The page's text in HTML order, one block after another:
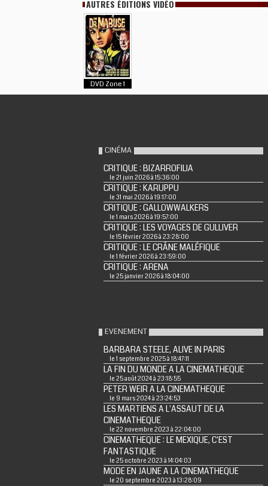
AUTRES ÉDITIONS VIDÉO
DVD Zone 1
CINÉMA
CRITIQUE : BIZARROFILIA
le 21 juin 2026 à 15:36:00
CRITIQUE : KARUPPU
le 31 mai 2026 à 19:17:00
CRITIQUE : GALLOWWALKERS
le 1 mars 2026 à 19:57:00
CRITIQUE : LES VOYAGES DE GULLIVER
le 15 février 2026 à 23:28:00
CRITIQUE : LE CRÂNE MALÉFIQUE
le 1 février 2026 à 23:59:00
CRITIQUE : ARENA
le 25 janvier 2026 à 18:04:00
EVENEMENT
BARBARA STEELE, ALIVE IN PARIS
le 1 septembre 2025 à 18:47:11
LA FIN DU MONDE A LA CINEMATHEQUE
le 25 août 2024 à 23:18:55
PETER WEIR A LA CINEMATHEQUE
le 9 mars 2024 à 23:24:53
LES MARTIENS A L'ASSAUT DE LA
CINEMATHEQUE
le 22 novembre 2023 à 22:04:00
CINEMATHEQUE : LE MEXIQUE, C'EST
FANTASTIQUE
le 25 octobre 2023 à 14:04:03
MODE EN JAUNE A LA CINEMATHEQUE
le 20 septembre 2023 à 13:28:09